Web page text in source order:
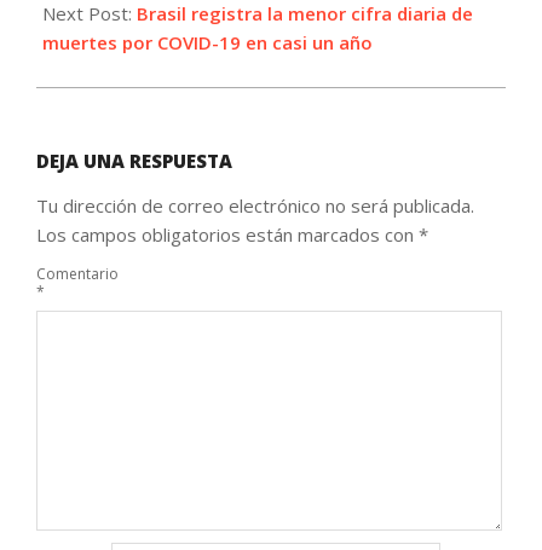
Next Post: Brasil registra la menor cifra diaria de
muertes por COVID-19 en casi un año
DEJA UNA RESPUESTA
Tu dirección de correo electrónico no será publicada.
Los campos obligatorios están marcados con *
Comentario
*